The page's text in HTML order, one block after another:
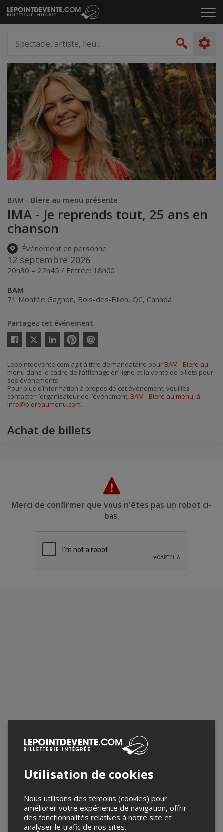
Passer
au
le
artiste,
lieu...
BAM - Biere au menu présente
IMA - Je reprends tout, 25 ans en
chanson
Événement en personne
12 septembre 2026
20h30 – 22h45 / Entrée: 18h00
BAM
71 Montée Gagnon, Bois-des-Filion, QC, Canada
Partagez cet événement
Twitter
courriel
Lepointdevente.com agit à titre de mandataire pour BAM - Biere au
menu dans le cadre de l’affichage en ligne et la vente de billets pour
ses événements.
Pour plus d’information à propos de cet événement, veuillez
contacter l’organisateur de l’événement, BAM - Biere au menu, à
info@biereaumenu.com.
Achat de billets
Merci de confirmer que vous n'êtes pas un robot ci-
bas.
Utilisation de cookies
Nous utilisons des témoins (cookies) pour
améliorer votre expérience de navigation, offrir
des fonctionnalités relatives à notre site et
analyser le trafic de nos sites.